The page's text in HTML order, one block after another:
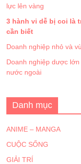
lực lên vàng
3 hành vi dễ bị coi là
cần biết
Doanh nghiệp nhỏ và
Doanh nghiệp dược
nước ngoài
Danh mục
ANIME – MANGA
CUỘC SỐNG
GIẢI TRÍ